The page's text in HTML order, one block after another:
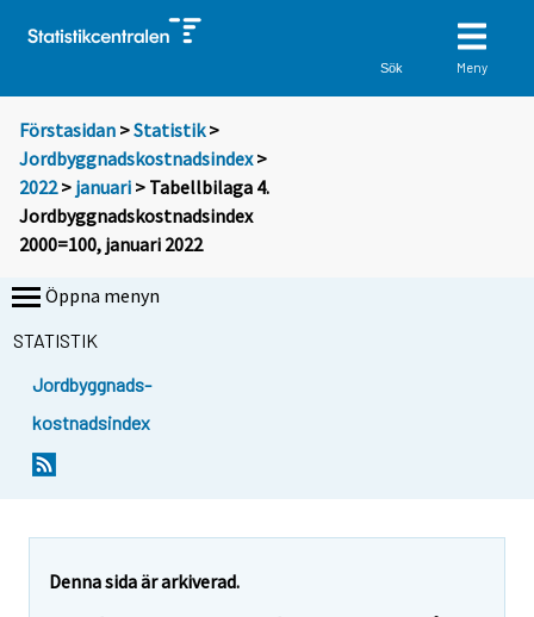
Sök Meny
Förstasidan >Statistik >
Jordbyggnadskostnadsindex>
2022> januari > Tabellbilaga 4.
Jordbyggnadskostnadsindex
2000=100, januari 2022
Öppna menyn
STATISTIK
Jordbyggnads-
kostnadsindex
Denna sida är arkiverad.